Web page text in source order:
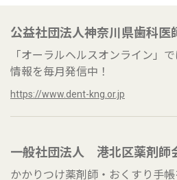
公益社団法人神奈川県歯科医
「オーラルヘルスオンライン」
情報を毎月発信中！
https://www.dent-kng.or.jp
一般社団法人 港北区薬剤師
かかりつけ薬剤師・おくすり手